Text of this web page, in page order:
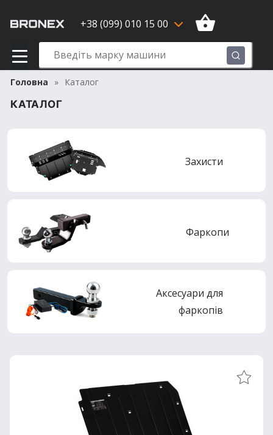
+38 (099) 010 15 00
Головна Каталог
КАТАЛОГ
Захисти
Фаркопи
Аксесуари для
фаркопів